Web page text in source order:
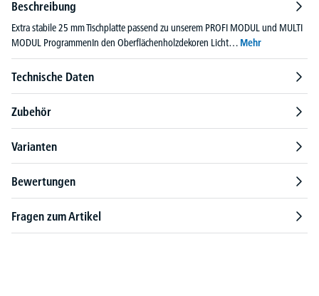
Beschreibung
Extra stabile 25 mm Tischplatte passend zu unserem PROFI MODUL und MULTI
MODUL ProgrammenIn den Oberflächenholzdekoren Licht… Mehr
Technische Daten
Zubehör
Varianten
Bewertungen
Fragen zum Artikel